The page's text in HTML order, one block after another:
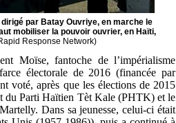
par Batay Ouvriye, en marche le
mobiliser la pouvoir ouvrier, en Haïti,
Response Network)
Moïse, fantoche de l’impérialisme
électorale de 2016 (financée par
voté, après que les élections de 2015
duParti Haïtien Tèt Kale (PHTK) et le
Dans sa jeunesse, celui-ci était